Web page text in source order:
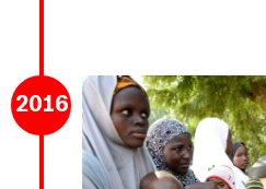
2016